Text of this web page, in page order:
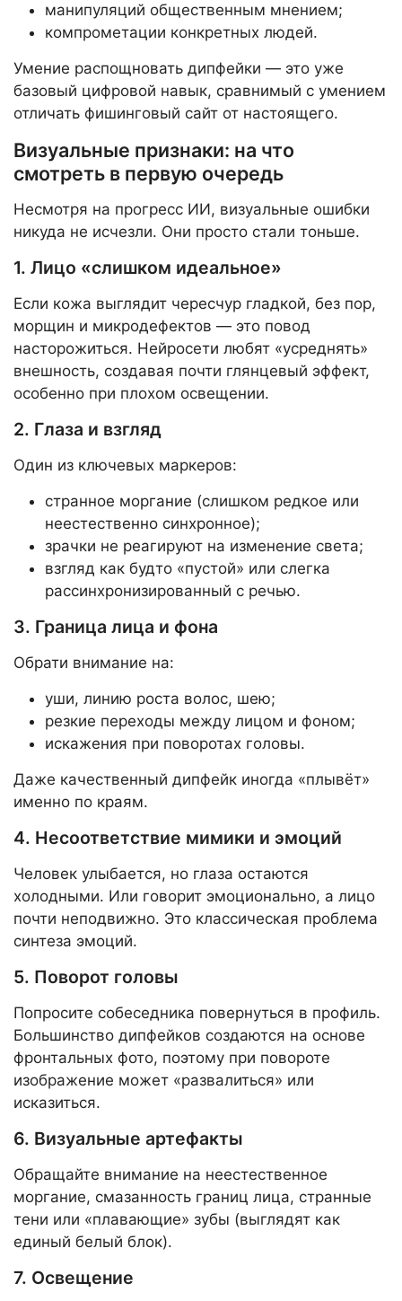
манипуляций общественным мнением;
компрометации конкретных людей.
Умение распощновать дипфейки — это уже
базовый цифровой навык, сравнимый с умением
отличать фишинговый сайт от настоящего.
Визуальные признаки: на что
смотреть в первую очередь
Несмотря на прогресс ИИ, визуальные ошибки
никуда не исчезли. Они просто стали тоньше.
1. Лицо «слишком идеальное»
Если кожа выглядит чересчур гладкой, без пор,
морщин и микродефектов — это повод
насторожиться. Нейросети любят «усреднять»
внешность, создавая почти глянцевый эффект,
особенно при плохом освещении.
2. Глаза и взгляд
Один из ключевых маркеров:
странное моргание (слишком редкое или
неестественно синхронное);
зрачки не реагируют на изменение света;
взгляд как будто «пустой» или слегка
рассинхронизированный с речью.
3. Граница лица и фона
Обрати внимание на:
уши, линию роста волос, шею;
резкие переходы между лицом и фоном;
искажения при поворотах головы.
Даже качественный дипфейк иногда «плывёт»
именно по краям.
4. Несоответствие мимики и эмоций
Человек улыбается, но глаза остаются
холодными. Или говорит эмоционально, а лицо
почти неподвижно. Это классическая проблема
синтеза эмоций.
5. Поворот головы
Попросите собеседника повернуться в профиль.
Большинство дипфейков создаются на основе
фронтальных фото, поэтому при повороте
изображение может «развалиться» или
исказиться.
6. Визуальные артефакты
Обращайте внимание на неестественное
моргание, смазанность границ лица, странные
тени или «плавающие» зубы (выглядят как
единый белый блок).
7. Освещение